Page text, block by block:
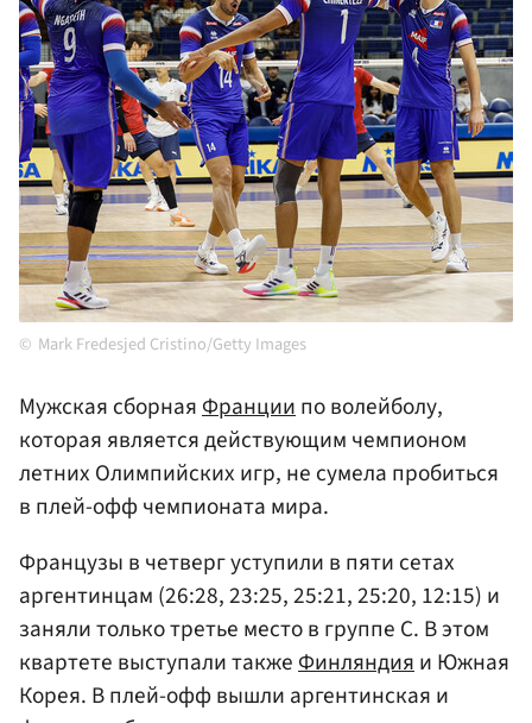
Mark Fredesjed Cristino/Getty Images
Мужская сборнаяФранциипо волейболу,
которая является действующим чемпионом
летних Олимпийских игр, не сумела пробиться
в плей-офф чемпионата мира.
Французы в четверг уступили в пяти сетах
аргентинцам (26:28, 23:25, 25:21, 25:20, 12:15) и
заняли только третье место в группе С. В этом
квартете выступали такжеФинляндияи Южная
Корея. В плей-офф вышли аргентинская и